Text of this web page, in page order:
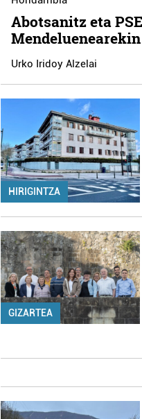
Abotsanitz eta
Urko Iridoy Alzelai
HIRIGINTZA
GIZARTEA